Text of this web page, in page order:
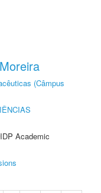
(Câmpus
Academic